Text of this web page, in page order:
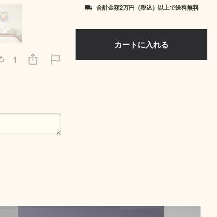
1
local_shipping 合計金額2万円（税込）以上で送料無料